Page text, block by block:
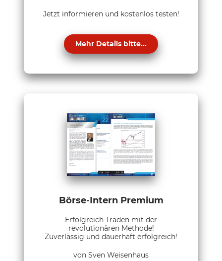
Jetzt informieren und kostenlos testen!
Mehr Details bitte...
Börse-Intern Premium
Erfolgreich Traden mit der
revolutionären Methode!
Zuverlässig und dauerhaft erfolgreich!
von Sven Weisenhaus